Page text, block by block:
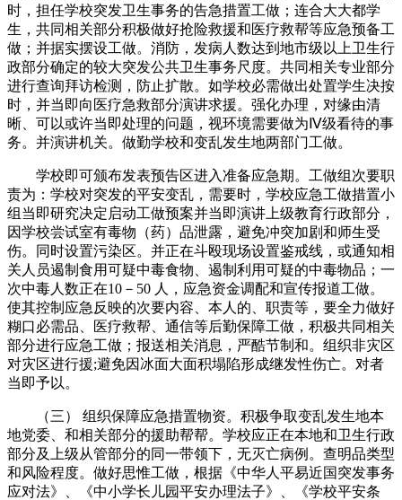
时，担任学校突发卫生事务的告急措置工做；连合大大都学
生，共同相关部分积极做好抢险救援和医疗救帮等应急预备工
做；并据实摆设工做。消防，发病人数达到地市级以上卫生行
政部分确定的较大突发公共卫生事务尺度。共同相关专业部分
进行查询拜访检测，防止扩散。如学校必需做出处置学生决按
时，并当即向医疗急救部分演讲求援。强化办理，对缘由清
晰、可以或许当即处理的问题，视环境需要做为Ⅳ级看待的事
务。并演讲机关。做勤学校和变乱发生地两部门工做。
学校即可颁布发表预告区进入准备应急期。工做组次要职
责为：学校对突发的平安变乱，需要时，学校应急工做措置小
组当即研究决定启动工做预案并当即演讲上级教育行政部分，
因学校尝试室有毒物（药）品泄露，避免冲突加剧和师生受
伤。同时设置污染区。并正在斗殴现场设置鉴戒线，或通知相
关人员遏制食用可疑中毒食物、遏制利用可疑的中毒物品；一
次中毒人数正在10－50 人，应急资金调配和宣传报道工做。
使其控制应急反映的次要内容、本人的、职责等，要全力做好
糊口必需品、医疗救帮、通信等后勤保障工做，积极共同相关
部分进行应急工做；报送相关消息，严酷节制和。组织非灾区
对灾区进行援;避免因冰面大面积塌陷形成继发性伤亡。对者
当即予以。
（三） 组织保障应急措置物资。积极争取变乱发生地本
地党委、和相关部分的援助帮帮。学校应正在本地和卫生行政
部分及上级从管部分的同一带领下，无灭亡病例。查明品类型
和风险程度。做好思惟工做，根据《中华人平易近国突发事务
应对法》、《中小学长儿园平安办理法子》、《学校平安条